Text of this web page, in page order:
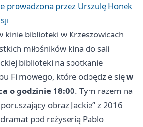
prowadzona przez Urszulę Honek
kinie biblioteki w Krzeszowicach
miłośników kina do sali
biblioteki na spotkanie
Filmowego, które odbędzie sięw
o godzinie 18:00. Tym razem na
obraz Jackie” z 2016
pod reżyserią Pablo